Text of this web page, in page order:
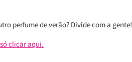
perfume de verão? Divide com a gente!
clicar aqui.